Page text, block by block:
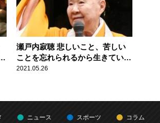
瀬戸内寂聴 悲しいこと、苦しい
ことを忘れられるから生きていけ
るのです
2021.05.26
ニュース スポーツ コラム